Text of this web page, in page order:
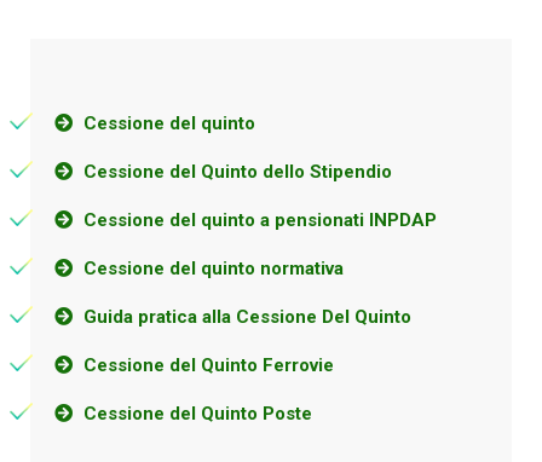
Cessione del quinto
Cessione del Quinto dello Stipendio
Cessione del quinto a pensionati INPDAP
Cessione del quinto normativa
Guida pratica alla Cessione Del Quinto
Cessione del Quinto Ferrovie
Cessione del Quinto Poste